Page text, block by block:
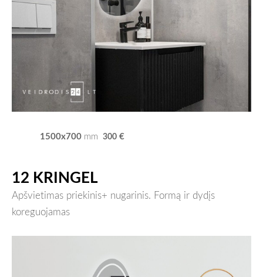
1500x700 mm 300 €
12 KRINGEL
Apšvietimas priekinis+ nugarinis. Formą ir dydįs
koreguojamas